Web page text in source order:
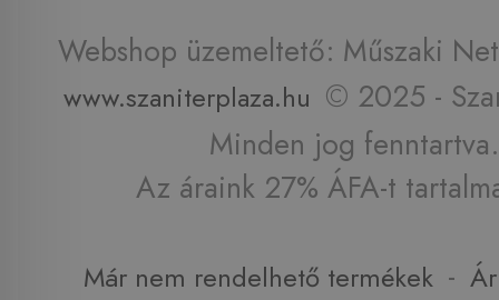
Webshop üzemeltető: Műszaki
www.szaniterplaza.hu © 2025 -
Minden jog fenntartva.
Az áraink 27% ÁFA-t
Már nem rendelhető termékek -